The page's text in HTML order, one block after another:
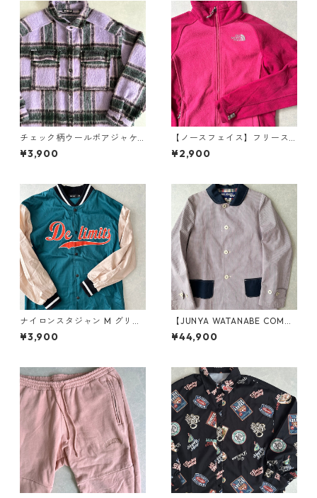
チェック柄ウールボアジャケ
ット チェック柄 L 古着 メンズ
¥3,900
【ノースフェイス】フリース
ジップアップブルゾン ピンク
S 古着 レディース
¥2,900
ナイロンスタジャン M グリー
ン×ベージュ 古着 メンズ
¥3,900
【JUNYA WATANABE COMM
E des GARCONS MAN】美品
ギンガムチェック柄ステンカ
¥44,900